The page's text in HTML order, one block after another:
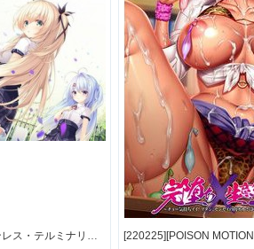
[220325][Whirlpool] アンレス・テルミナリア Getchu特典 ドラマ「いけないサンオイル」 [255M] [1159440]